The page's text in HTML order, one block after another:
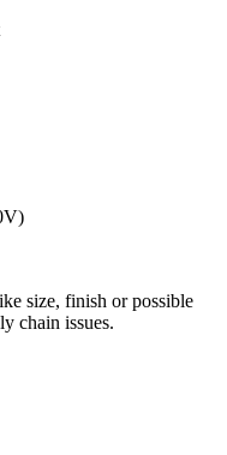
size, finish or possible
chain issues.